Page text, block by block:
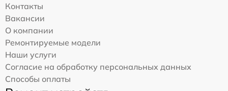
Контакты
Вакансии
О компании
Ремонтируемые модели
Наши услуги
Согласие на обработку персональных данных
Способы оплаты